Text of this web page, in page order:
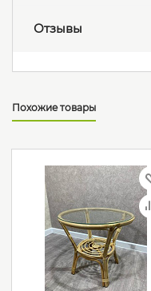
Отзывы
Похожие товары